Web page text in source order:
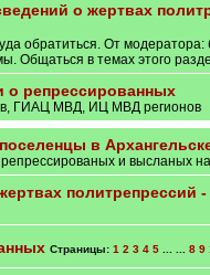
о жертвах
обратиться. От
Общаться в темах этого
о репрессированных
ГИАЦ МВД, ИЦ МВД регионов
в
и высланых
политрепрессий -
Страницы: 1 2 3 4 5... ... 8 9